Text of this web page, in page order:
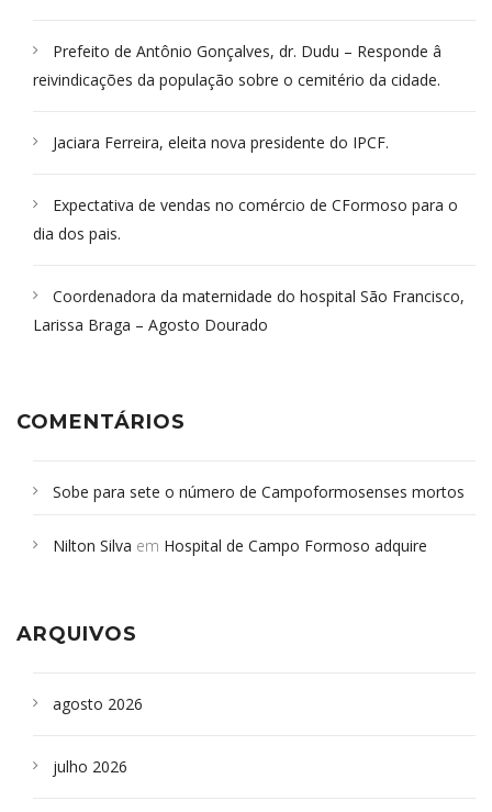
Prefeito de Antônio Gonçalves, dr. Dudu – Responde â
reivindicações da população sobre o cemitério da cidade.
Jaciara Ferreira, eleita nova presidente do IPCF.
Expectativa de vendas no comércio de CFormoso para o
dia dos pais.
Coordenadora da maternidade do hospital São Francisco,
Larissa Braga – Agosto Dourado
COMENTÁRIOS
Sobe para sete o número de Campoformosenses mortos
Campoformosenses que morreram em desabamentos são
Nilton Silva em Hospital de Campo Formoso adquire
ARQUIVOS
agosto 2026
julho 2026